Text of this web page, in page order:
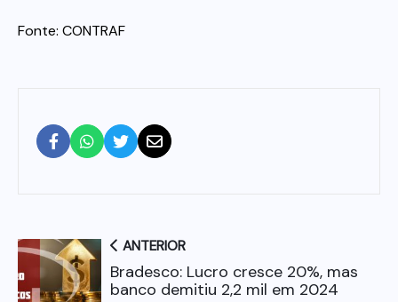
Fonte: CONTRAF
ANTERIOR
Bradesco: Lucro cresce 20%, mas
banco demitiu 2,2 mil em 2024